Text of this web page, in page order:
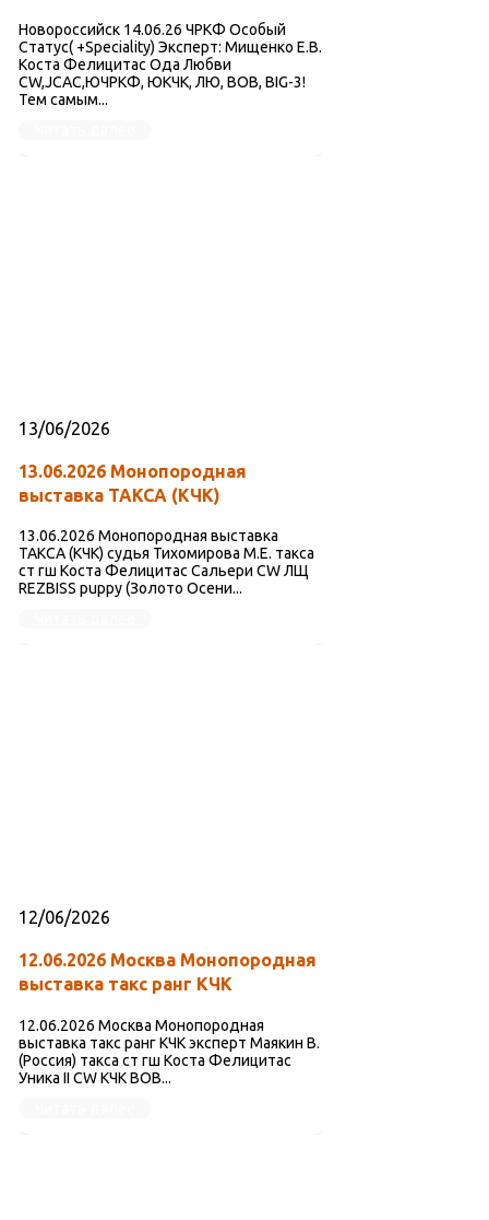
Новороссийск 14.06.26 ЧРКФ Особый
Статус( +Speciality) Эксперт: Мищенко Е.В.
Коста Фелицитас Ода Любви
CW,JCAC,ЮЧРКФ, ЮКЧК, ЛЮ, ВОВ, BIG-3!
Тем самым...
13/06/2026
13.06.2026 Монопородная
выставка ТАКСА (КЧК)
13.06.2026 Монопородная выставка
ТАКСА (КЧК) судья Тихомирова М.Е. такса
ст гш Коста Фелицитас Сальери CW ЛЩ
REZBISS puppy (Золото Осени...
12/06/2026
12.06.2026 Москва Монопородная
выставка такс ранг КЧК
12.06.2026 Москва Монопородная
выставка такс ранг КЧК эксперт Маякин В.
(Россия) такса ст гш Коста Фелицитас
Уника II CW КЧК BOB...